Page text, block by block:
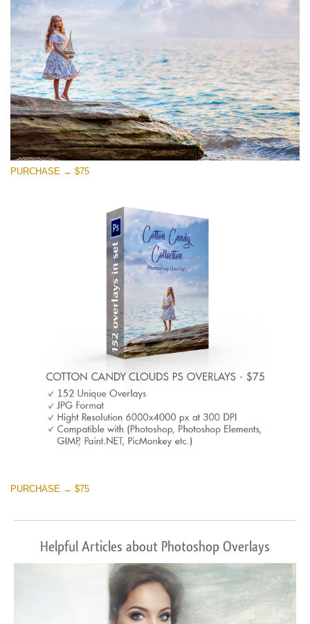
PURCHASE → $75
PURCHASE → $75
Helpful Articles about Photoshop Overlays